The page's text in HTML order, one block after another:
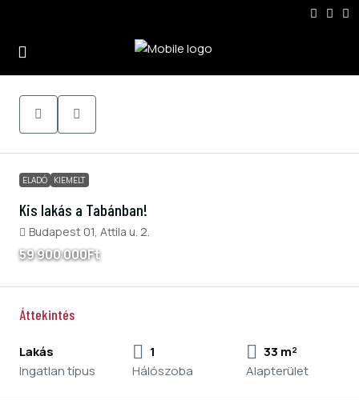
ELADÓ KIEMELT
Kis lakás a Tabánban!
Budapest 01, Attila u. 2.
59 900 000Ft
Áttekintés
Lakás
Ingatlan típus
1
Hálószoba
33 m²
Alapterület